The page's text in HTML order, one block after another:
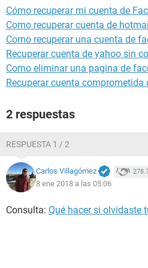
Cómo recuperar mi cuenta de
Como recuperar cuenta de
Como recuperar una cuenta de
Recuperar cuenta de yahoo sin
Como eliminar una pagina de
Recuperar cuenta comprometida
2 respuestas
RESPUESTA 1 / 2
Carlos Villagómez
8 ene 2018 a las 05:06
Consulta: Qué hacer si olvidaste